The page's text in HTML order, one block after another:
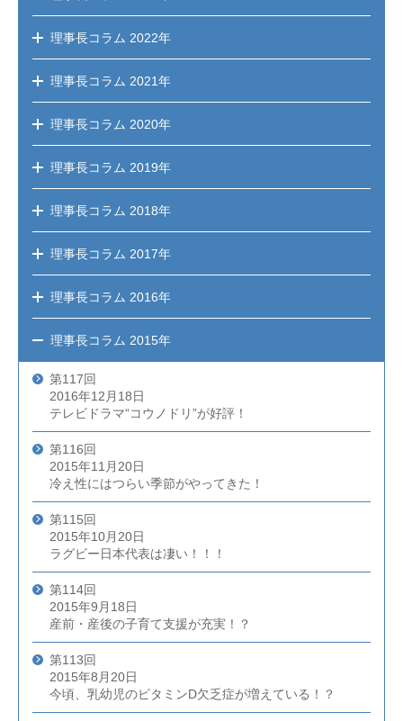
理事長コラム 2022年
理事長コラム 2021年
理事長コラム 2020年
理事長コラム 2019年
理事長コラム 2018年
理事長コラム 2017年
理事長コラム 2016年
理事長コラム 2015年
第117回
2016年12月18日
テレビドラマ“コウノドリ”が好評！
第116回
2015年11月20日
冷え性にはつらい季節がやってきた！
第115回
2015年10月20日
ラグビー日本代表は凄い！！！
第114回
2015年9月18日
産前・産後の子育て支援が充実！？
第113回
2015年8月20日
今頃、乳幼児のビタミンD欠乏症が増えている！？